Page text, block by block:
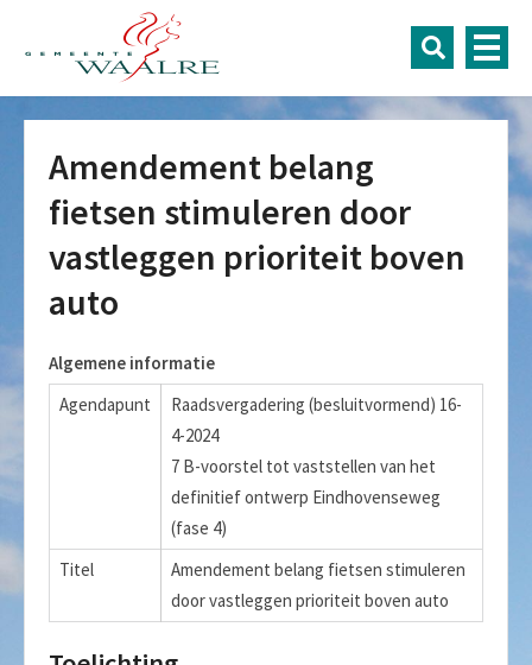
Amendement belang
fietsen stimuleren door
vastleggen prioriteit boven
auto
Algemene informatie
Agendapunt
Raadsvergadering (besluitvormend) 16-
4-2024
7 B-voorstel tot vaststellen van het
definitief ontwerp Eindhovenseweg
(fase 4)
Titel
Amendement belang fietsen stimuleren
door vastleggen prioriteit boven auto